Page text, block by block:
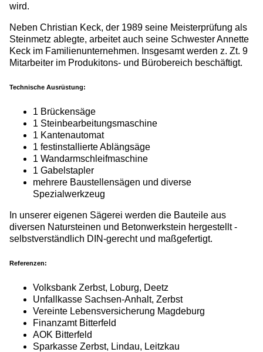
wird.
Neben Christian Keck, der 1989 seine Meisterprüfung als
Steinmetz ablegte, arbeitet auch seine Schwester Annette
Keck im Familienunternehmen. Insgesamt werden z. Zt. 9
Mitarbeiter im Produkitons- und Bürobereich beschäftigt.
Technische Ausrüstung:
1 Brückensäge
1 Steinbearbeitungsmaschine
1 Kantenautomat
1 festinstallierte Ablängsäge
1 Wandarmschleifmaschine
1 Gabelstapler
mehrere Baustellensägen und diverse
Spezialwerkzeug
In unserer eigenen Sägerei werden die Bauteile aus
diversen Natursteinen und Betonwerkstein hergestellt -
selbstverständlich DIN-gerecht und maßgefertigt.
Referenzen:
Volksbank Zerbst, Loburg, Deetz
Unfallkasse Sachsen-Anhalt, Zerbst
Vereinte Lebensversicherung Magdeburg
Finanzamt Bitterfeld
AOK Bitterfeld
Sparkasse Zerbst, Lindau, Leitzkau